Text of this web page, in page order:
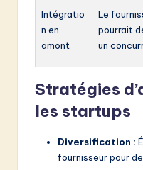
Intégratio
n en
amont
Le
pourrait
un
Stratégies
les startups
Diversification :
fournisseur pour